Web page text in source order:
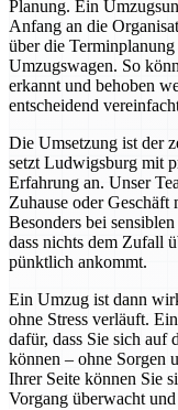
Planung. Ein
Anfang an die
über die
Umzugswagen. So
erkannt und behoben
entscheidend
Die Umsetzung ist der
setzt Ludwigsburg mit
Erfahrung an. Unser
Zuhause oder
Besonders bei
dass nichts dem Zufall
pünktlich ankommt.
Ein Umzug ist dann
ohne Stress verläuft.
dafür, dass Sie sich auf
können – ohne Sorgen
Ihrer Seite können Sie
Vorgang überwacht